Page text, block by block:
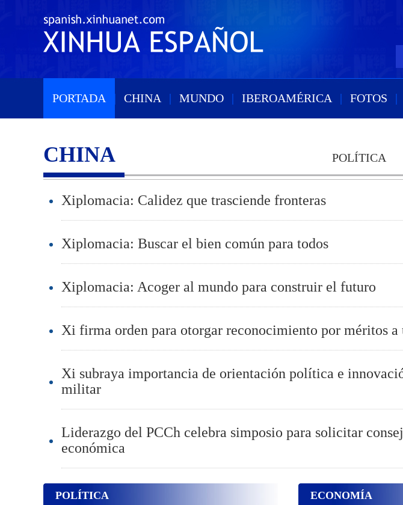
PORTADA | CHINA | MUNDO | IBEROAMÉRICA | FOTOS |
CHINA POLÍTICA
Xiplomacia: Calidez que trasciende fronteras
Xiplomacia: Buscar el bien común para todos
Xiplomacia: Acoger al mundo para construir el futuro
Xi firma orden para otorgar reconocimiento por méritos
Xi subraya importancia de orientación política e
militar
Liderazgo del PCCh celebra simposio para solicitar
económica
POLÍTICA ECONOMÍA